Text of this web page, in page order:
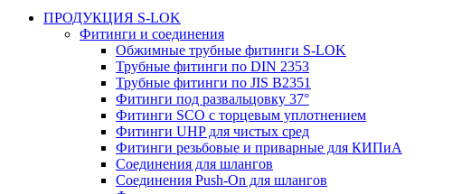
ПРОДУКЦИЯ S-LOK
Фитинги и соединения
Обжимные трубные фитинги S-LOK
Трубные фитинги по DIN 2353
Трубные фитинги по JIS B2351
Фитинги под развальцовку 37°
Фитинги SCO с торцевым уплотнением
Фитинги UHP для чистых сред
Фитинги резьбовые и приварные для КИПиА
Соединения для шлангов
Соединения Push-On для шлангов